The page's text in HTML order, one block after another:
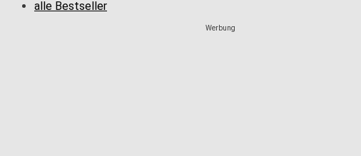
alle Bestseller
Werbung